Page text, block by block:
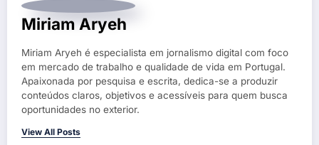
Miriam Aryeh
Miriam Aryeh é especialista em jornalismo digital com foco
em mercado de trabalho e qualidade de vida em Portugal.
Apaixonada por pesquisa e escrita, dedica-se a produzir
conteúdos claros, objetivos e acessíveis para quem busca
oportunidades no exterior.
View All Posts